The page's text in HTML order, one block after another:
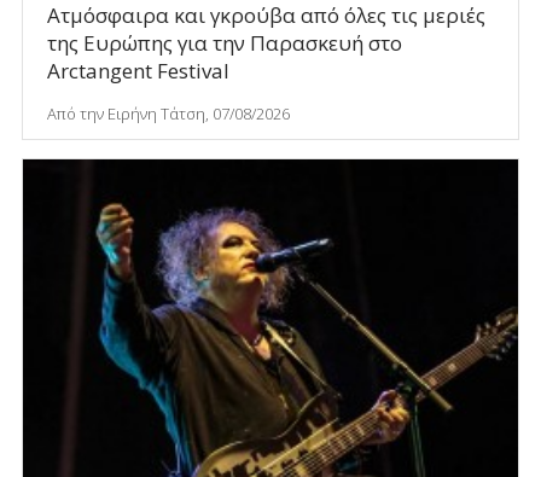
Ατμόσφαιρα και γκρούβα από όλες τις μεριές
της Ευρώπης για την Παρασκευή στο
Arctangent Festival
Από την Ειρήνη Τάτση, 07/08/2026